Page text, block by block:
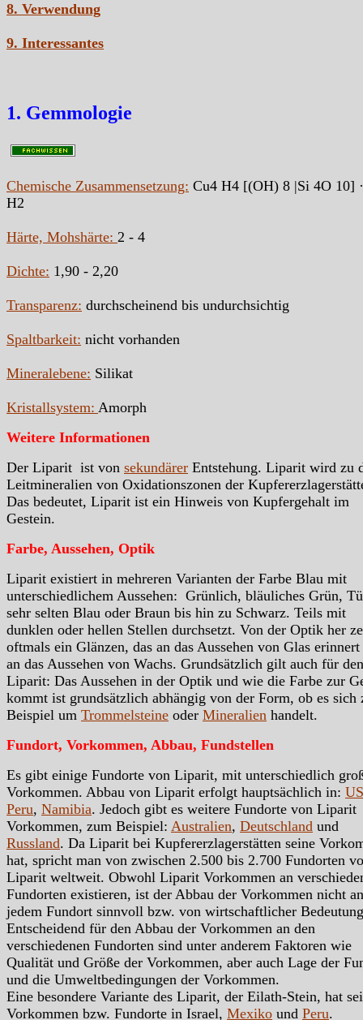
8. Verwendung
9. Interessantes
1. Gemmologie
Chemische Zusammensetzung: Cu4 H4 [(OH) 8 |Si 4O 10]
H2
Härte, Mohshärte: 2 - 4
Dichte: 1,90 - 2,20
Transparenz: durchscheinend bis undurchsichtig
Spaltbarkeit: nicht vorhanden
Mineralebene: Silikat
Kristallsystem: Amorph
Weitere Informationen
Der Liparit ist von sekundärer Entstehung. Liparit wird zu
Leitmineralien von Oxidationszonen der
Das bedeutet, Liparit ist ein Hinweis von Kupfergehalt im
Gestein.
Farbe, Aussehen, Optik
Liparit existiert in mehreren Varianten der Farbe Blau mit
unterschiedlichem Aussehen: Grünlich, bläuliches Grün,
sehr selten Blau oder Braun bis hin zu Schwarz. Teils mit
dunklen oder hellen Stellen durchsetzt. Von der Optik her
oftmals ein Glänzen, das an das Aussehen von Glas erinnert
an das Aussehen von Wachs. Grundsätzlich gilt auch für den
Liparit: Das Aussehen in der Optik und wie die Farbe zur
kommt ist grundsätzlich abhängig von der Form, ob es sich
Beispiel um Trommelsteine oder Mineralien handelt.
Fundort, Vorkommen, Abbau, Fundstellen
Es gibt einige Fundorte von Liparit, mit unterschiedlich
Vorkommen. Abbau von Liparit erfolgt hauptsächlich in:
Peru, Namibia. Jedoch gibt es weitere Fundorte von Liparit
Vorkommen, zum Beispiel: Australien, Deutschland und
Russland. Da Liparit bei Kupfererzlagerstätten seine
hat, spricht man von zwischen 2.500 bis 2.700 Fundorten
Liparit weltweit. Obwohl Liparit Vorkommen an
Fundorten existieren, ist der Abbau der Vorkommen nicht an
jedem Fundort sinnvoll bzw. von wirtschaftlicher
Entscheidend für den Abbau der Vorkommen an den
verschiedenen Fundorten sind unter anderem Faktoren wie
Qualität und Größe der Vorkommen, aber auch Lage der
und die Umweltbedingungen der Vorkommen.
Eine besondere Variante des Liparit, der Eilath-Stein, hat
Vorkommen bzw. Fundorte in Israel, Mexiko und Peru.